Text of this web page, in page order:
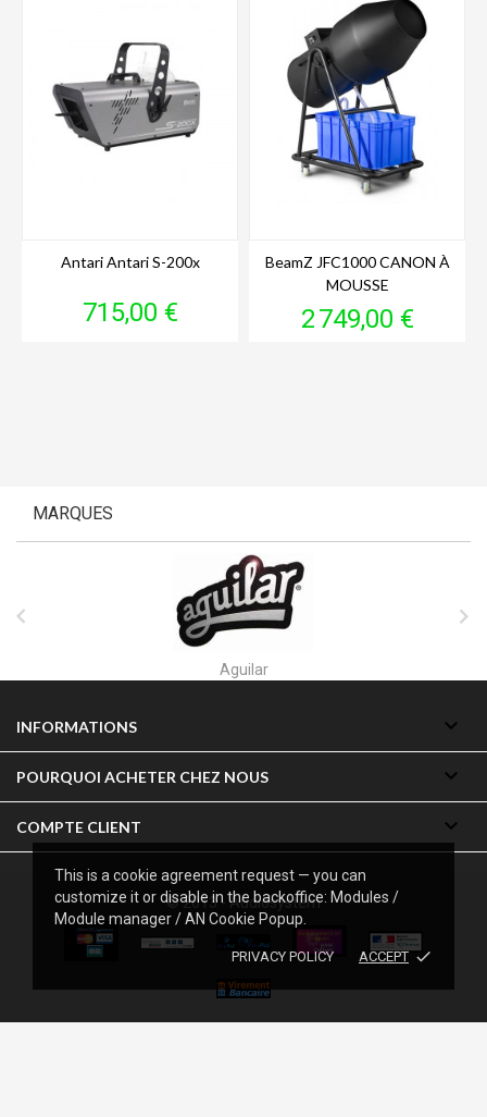
This is a cookie agreement request — you can
customize it or disable in the backoffice: Modules /
Module manager / AN Cookie Popup.
PRIVACY POLICY ACCEPT done
Antari Antari S-200x
Prix
715,00 €
BeamZ JFC1000 CANON À
MOUSSE
Prix
2 749,00 €
MARQUES
 
INFORMATIONS 
POURQUOI ACHETER CHEZ NOUS 
COMPTE CLIENT 
© 2013 - Audiosystem